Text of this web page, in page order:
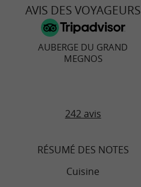
AVIS DES VOYAGEURS
AUBERGE DU GRAND
MEGNOS
242 avis
RÉSUMÉ DES NOTES
Cuisine